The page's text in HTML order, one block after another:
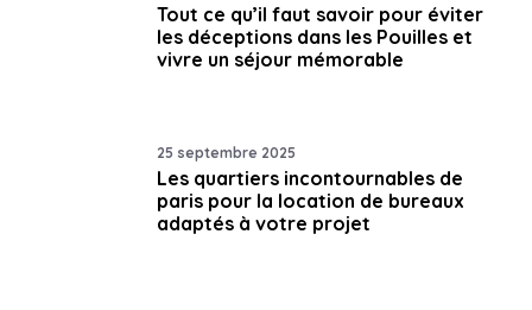
Tout ce qu’il faut savoir pour éviter
les déceptions dans les Pouilles et
vivre un séjour mémorable
25 septembre 2025
Les quartiers incontournables de
paris pour la location de bureaux
adaptés à votre projet